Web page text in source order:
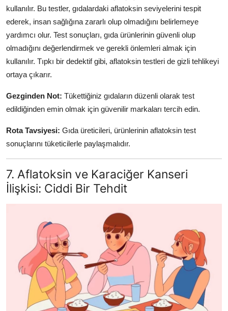
kullanılır. Bu testler, gıdalardaki aflatoksin seviyelerini tespit
ederek, insan sağlığına zararlı olup olmadığını belirlemeye
yardımcı olur. Test sonuçları, gıda ürünlerinin güvenli olup
olmadığını değerlendirmek ve gerekli önlemleri almak için
kullanılır. Tıpkı bir dedektif gibi, aflatoksin testleri de gizli tehlikeyi
ortaya çıkarır.
Gezginden Not: Tükettiğiniz gıdaların düzenli olarak test
edildiğinden emin olmak için güvenilir markaları tercih edin.
Rota Tavsiyesi: Gıda üreticileri, ürünlerinin aflatoksin test
sonuçlarını tüketicilerle paylaşmalıdır.
7. Aflatoksin ve Karaciğer Kanseri
İlişkisi: Ciddi Bir Tehdit